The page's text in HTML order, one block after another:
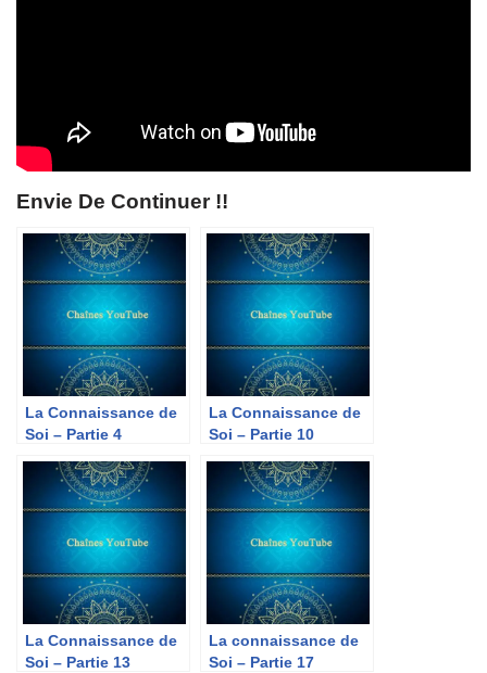
Envie De Continuer !!
La Connaissance de
Soi – Partie 4
La Connaissance de
Soi – Partie 10
La Connaissance de
Soi – Partie 13
La connaissance de
Soi – Partie 17